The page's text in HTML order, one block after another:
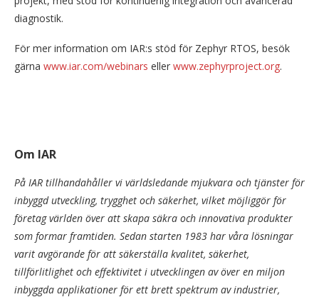
diagnostik.
För mer information om IAR:s stöd för Zephyr RTOS, besök
gärna www.iar.com/webinars eller www.zephyrproject.org.
Om IAR
På IAR tillhandahåller vi världsledande mjukvara och tjänster för
inbyggd utveckling, trygghet och säkerhet, vilket möjliggör för
företag världen över att skapa säkra och innovativa produkter
som formar framtiden. Sedan starten 1983 har våra lösningar
varit avgörande för att säkerställa kvalitet, säkerhet,
tillförlitlighet och effektivitet i utvecklingen av över en miljon
inbyggda applikationer för ett brett spektrum av industrier,